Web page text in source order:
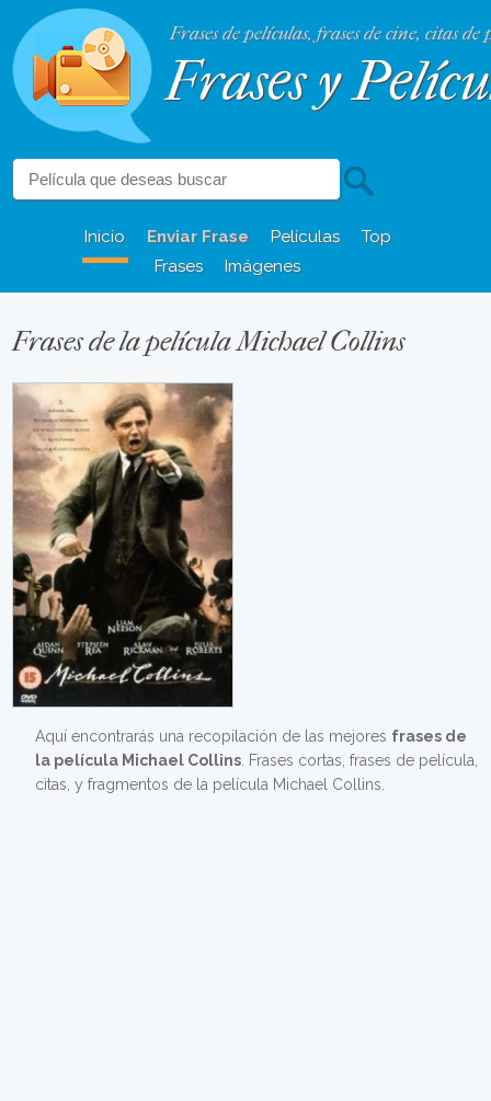
Frases de películas, frases de cine, citas de
Frases y
Inicio Enviar Frase Películas
Top
Frases
Imágenes
Frases de la película Michael Collins
Aquí encontrarás una recopilación de las mejores frases de
la película Michael Collins . Frases cortas, frases de película,
citas, y fragmentos de la película Michael Collins.